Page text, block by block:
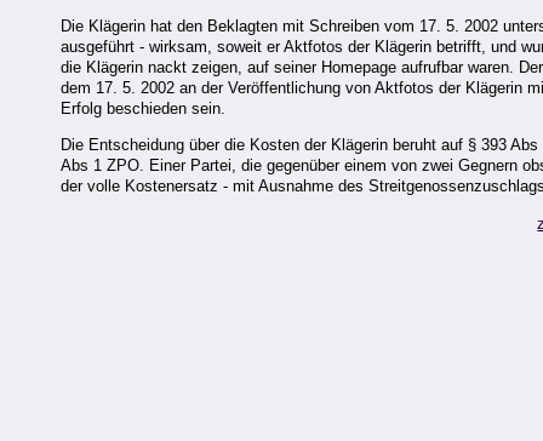
Die Klägerin hat den Beklagten mit Schreiben vom 17. 5. 2002
ausgeführt - wirksam, soweit er Aktfotos der Klägerin betrifft, und
die Klägerin nackt zeigen, auf seiner Homepage aufrufbar waren.
dem 17. 5. 2002 an der Veröffentlichung von Aktfotos der Klägerin
Erfolg beschieden sein.
Die Entscheidung über die Kosten der Klägerin beruht auf § 393
Abs 1 ZPO. Einer Partei, die gegenüber einem von zwei Gegnern
der volle Kostenersatz - mit Ausnahme des